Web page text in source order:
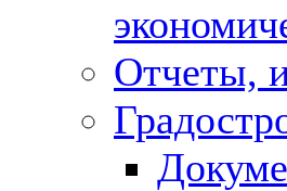
Отчеты,